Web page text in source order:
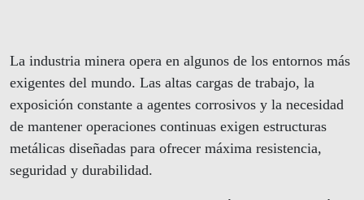
La industria minera opera en algunos de los entornos más
exigentes del mundo. Las altas cargas de trabajo, la
exposición constante a agentes corrosivos y la necesidad
de mantener operaciones continuas exigen estructuras
metálicas diseñadas para ofrecer máxima resistencia,
seguridad y durabilidad.